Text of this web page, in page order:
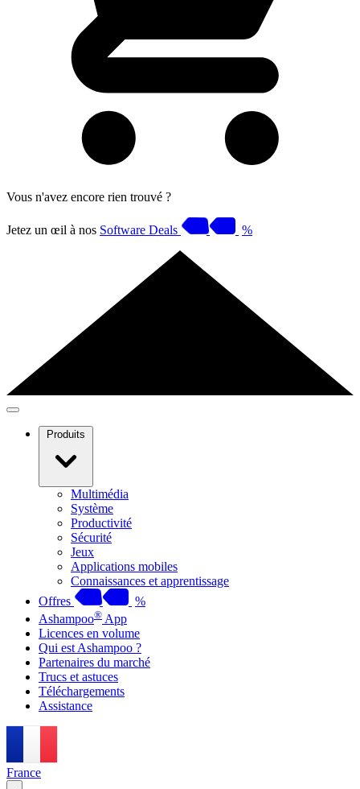
Vous n'avez encore rien trouvé ?
Jetez un œil à nos Software Deals %
Produits
Multimédia
Système
Productivité
Sécurité
Jeux
Applications mobiles
Connaissances et apprentissage
Offres
%
Ashampoo® App
Licences en volume
Qui est Ashampoo ?
Partenaires du marché
Trucs et astuces
Téléchargements
Assistance
France